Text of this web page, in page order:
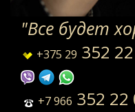
"Все будет
+375 29 352
+7 966 352